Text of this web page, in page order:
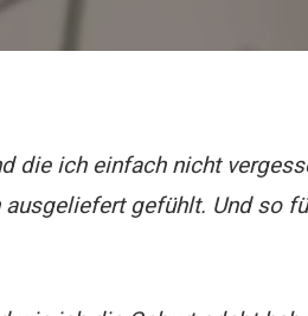
die ich einfach nicht
gefühlt. Und so